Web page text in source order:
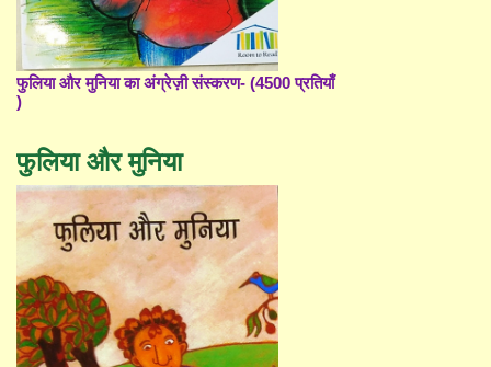
फुलिया और मुनिया का अंग्रेज़ी संस्करण- (4500 प्रतियाँ
)
फुलिया और मुनिया